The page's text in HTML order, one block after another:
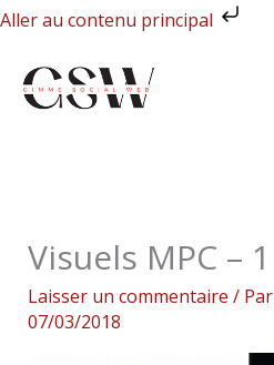
Aller au contenu principal
Aller
contenu
Visuels MPC – 1
Laisser un commentaire / Par
07/03/2018